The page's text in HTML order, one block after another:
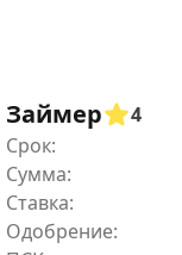
Займер
4
Срок:
Сумма:
Ставка:
Одобрение: